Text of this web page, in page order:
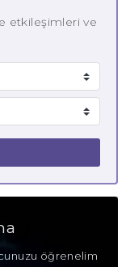
etkileşimleri ve
öğrenelim